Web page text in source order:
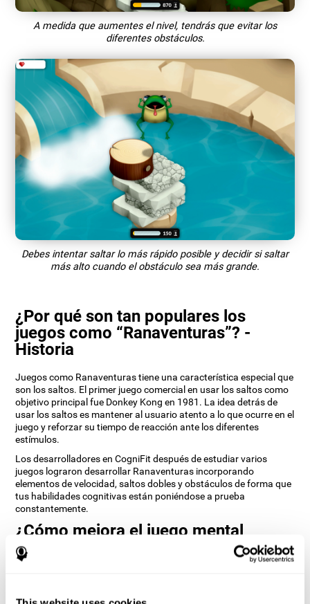
A medida que aumentes el nivel, tendrás que evitar los
diferentes obstáculos.
Debes intentar saltar lo más rápido posible y decidir si saltar
más alto cuando el obstáculo sea más grande.
¿Por qué son tan populares los
juegos como “Ranaventuras”? -
Historia
Juegos como Ranaventuras tiene una característica especial que
son los saltos. El primer juego comercial en usar los saltos como
objetivo principal fue Donkey Kong en 1981. La idea detrás de
usar los saltos es mantener al usuario atento a lo que ocurre en el
juego y reforzar su tiempo de reacción ante los diferentes
estímulos.
Los desarrolladores en CogniFit después de estudiar varios
juegos lograron desarrollar Ranaventuras incorporando
elementos de velocidad, saltos dobles y obstáculos de forma que
tus habilidades cognitivas están poniéndose a prueba
constantemente.
¿Cómo mejora el juego mental
“Ranaventuras” mis habilidades
cognitivas?